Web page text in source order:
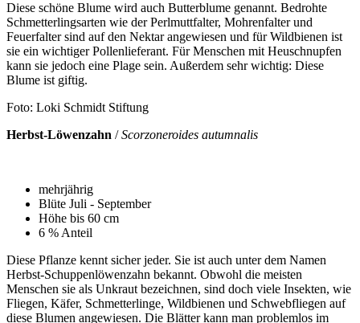
Diese schöne Blume wird auch Butterblume genannt. Bedrohte
Schmetterlingsarten wie der Perlmuttfalter, Mohrenfalter und
Feuerfalter sind auf den Nektar angewiesen und für Wildbienen ist
sie ein wichtiger Pollenlieferant. Für Menschen mit Heuschnupfen
kann sie jedoch eine Plage sein. Außerdem sehr wichtig: Diese
Blume ist giftig.
Foto: Loki Schmidt Stiftung
Herbst-Löwenzahn /Scorzoneroides autumnalis
mehrjährig
Blüte Juli - September
Höhe bis 60 cm
6 % Anteil
Diese Pflanze kennt sicher jeder. Sie ist auch unter dem Namen
Herbst-Schuppenlöwenzahn bekannt. Obwohl die meisten
Menschen sie als Unkraut bezeichnen, sind doch viele Insekten, wie
Fliegen, Käfer, Schmetterlinge, Wildbienen und Schwebfliegen auf
diese Blumen angewiesen. Die Blätter kann man problemlos im